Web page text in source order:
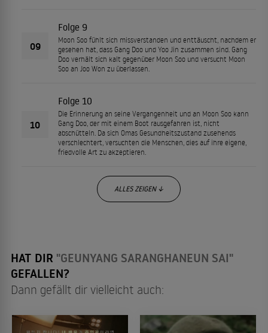
09
Folge 9
Moon Soo fühlt sich missverstanden und enttäuscht, nachdem er
gesehen hat, dass Gang Doo und Yoo Jin zusammen sind. Gang
Doo verhält sich kalt gegenüber Moon Soo und versucht Moon
Soo an Joo Won zu überlassen.
10
Folge 10
Die Erinnerung an seine Vergangenheit und an Moon Soo kann
Gang Doo, der mit einem Boot rausgefahren ist, nicht
abschütteln. Da sich Omas Gesundheitszustand zusehends
verschlechtert, versuchten die Menschen, dies auf ihre eigene,
friedvolle Art zu akzeptieren.
ALLES ZEIGEN ↓
HAT DIR "GEUNYANG SARANGHANEUN SAI"
GEFALLEN?
Dann gefällt dir vielleicht auch: